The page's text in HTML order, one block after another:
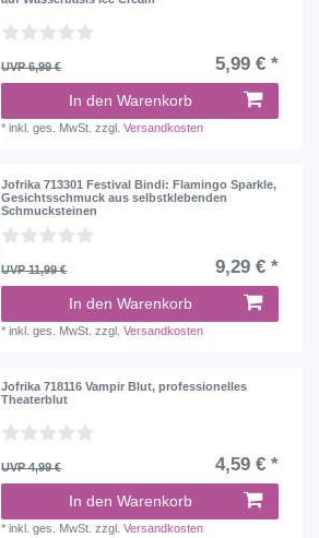
UVP 6,99 € 5,99 € *
In den Warenkorb
*inkl. ges. MwSt. zzgl.Versandkosten
Jofrika 713301 Festival Bindi: Flamingo Sparkle,
Gesichtsschmuck aus selbstklebenden
Schmucksteinen
UVP 11,99 € 9,29 € *
In den Warenkorb
*inkl. ges. MwSt. zzgl.Versandkosten
Jofrika 718116 Vampir Blut, professionelles
Theaterblut
UVP 4,99 € 4,59 € *
In den Warenkorb
*inkl. ges. MwSt. zzgl.Versandkosten